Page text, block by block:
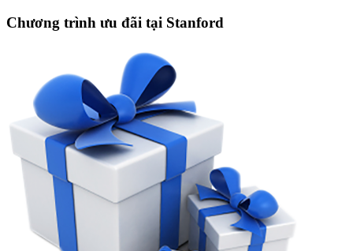
Chương trình ưu đãi tại Stanford